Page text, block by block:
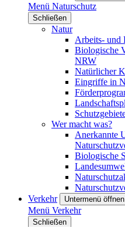
Menü Naturschutz
Schließen
Natur
Arbeits- und
Biologische
NRW
Natürlicher
Eingriffe in
Wer macht was?
Anerkannte
Biologische
Verkehr
Untermenü öffnen
Menü Verkehr
Schließen